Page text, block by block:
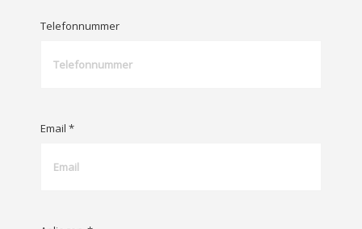
Telefonnummer
Email *